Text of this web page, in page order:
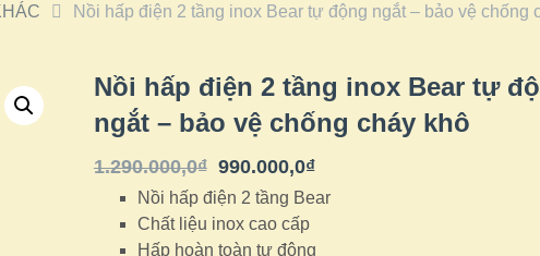
Nồi hấp điện 2 tầng inox Bear tự động ngắt – bảo vệ chống
Nồi hấp điện 2 tầng inox Bear tự
ngắt – bảo vệ chống cháy khô
1.290.000,0₫ 990.000,0₫
Nồi hấp điện 2 tầng Bear
Chất liệu inox cao cấp
Hấp hoàn toàn tự động